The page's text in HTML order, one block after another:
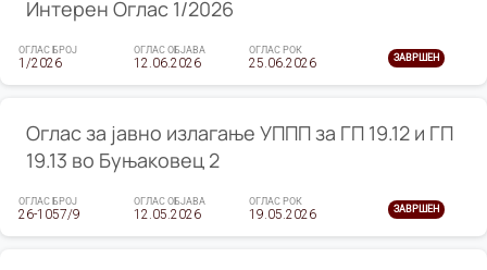
Интерен Оглас 1/2026
ОГЛАС БРОЈ
1/2026
ОГЛАС ОБЈАВА
12.06.2026
ОГЛАС РОК
25.06.2026 ЗАВРШЕН
Оглас за јавно излагање УППП за ГП 19.12 и ГП
19.13 во Буњаковец 2
ОГЛАС БРОЈ
26-1057/9
ОГЛАС ОБЈАВА
12.05.2026
ОГЛАС РОК
19.05.2026 ЗАВРШЕН